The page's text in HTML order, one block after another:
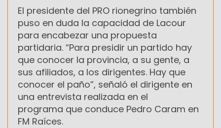
El presidente del PRO rionegrino también
puso en duda la capacidad de Lacour
para encabezar una propuesta
partidaria. “Para presidir un partido hay
que conocer la provincia, a su gente, a
sus afiliados, a los dirigentes. Hay que
conocer el paño”, señaló el dirigente en
una entrevista realizada en el
programa que conduce Pedro Caram en
FM Raíces.